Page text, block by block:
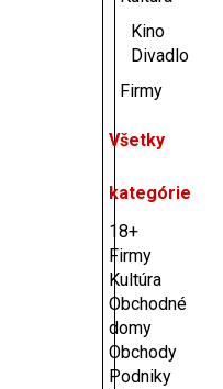
Kino
Divadlo
Firmy
Všetky
kategórie
18+
Firmy
Kultúra
Obchodné
domy
Obchody
Podniky